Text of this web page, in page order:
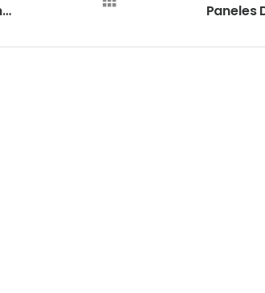
Paneles Decorativo Italianni “Baldassare”